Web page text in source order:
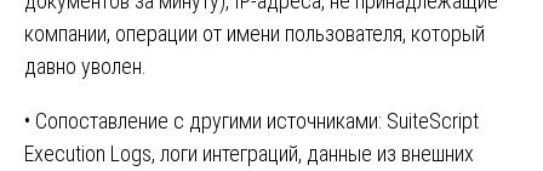
компании, операции от имени пользователя, который
давно уволен.
• Сопоставление с другими источниками: SuiteScript
Execution Logs, логи интеграций, данные из внешних